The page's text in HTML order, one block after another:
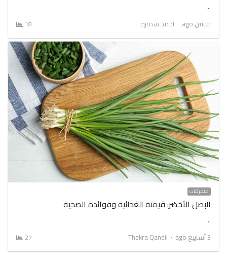
…
سنتين ago
Author
أحمد سمارة 18
متفرقات
البصل الأخضر: قيمته الغذائية وفوائده الصحية
…
3 أسابيع ago
Author
Thekra Qandil
27